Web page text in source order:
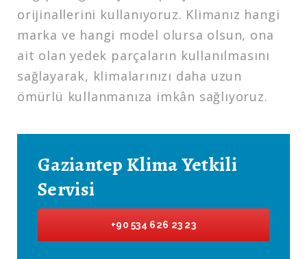
orijinallerini kullanıyoruz. Klimanız hangi
marka ve hangi model olursa olsun, ona
ait olan yedek parçaların kullanılmasını
sağlayarak, klimalarınızı daha uzun
ömürlü kullanmanıza imkân sağlıyoruz.
Gaziantep Klima Yetkili
Servisi
+90 534 626 23 23